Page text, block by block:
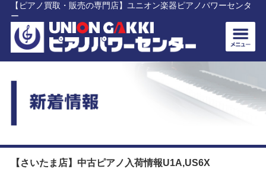
【ピアノ買取・販売の専門店】ユニオン楽器ピアノパワーセンタ
ー
【さいたま店】中古ピアノ入荷情報U1A,US6X